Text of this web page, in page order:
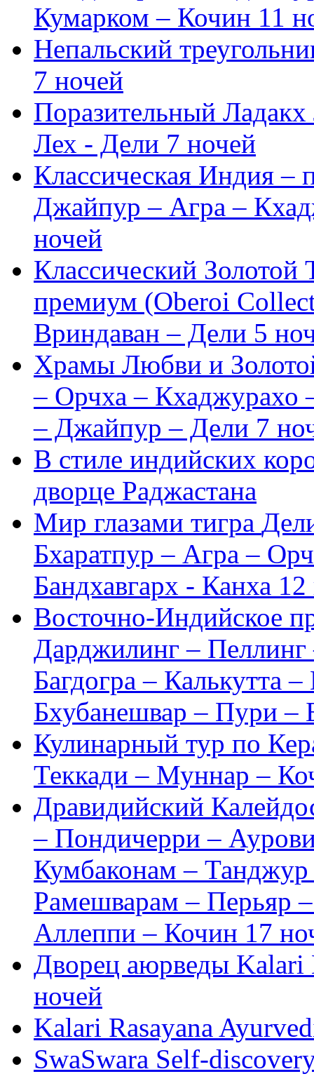
Кумарком – Кочин 11
Непальский
7 ночей
Поразительный Ладакх
Лех - Дели 7 ночей
Классическая Индия
Джайпур – Агра –
ночей
Классический Золотой
премиум (Oberoi
Вриндаван – Дели 5
Храмы Любви и
– Орчха – Кхаджурахо
– Джайпур – Дели 7
В стиле индийских
дворце Раджастана
Мир глазами тигра
Бхаратпур – Агра –
Бандхавгарх - Канха 12
Восточно-Индийское
Дарджилинг –
Багдогра – Калькутта
Бхубанешвар – Пури –
Кулинарный тур по
Теккади – Муннар –
Дравидийский
– Пондичерри –
Кумбаконам –
Рамешварам – Перьяр
Аллеппи – Кочин 17
Дворец аюрведы
ночей
Kalari Rasayana
SwaSwara Self-